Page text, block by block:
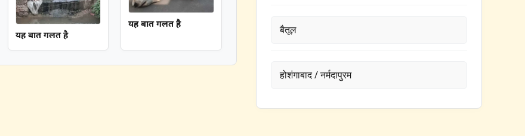
यह बात गलत है
यह बात गलत है बैतूल
होशंगाबाद / नर्मदापुरम